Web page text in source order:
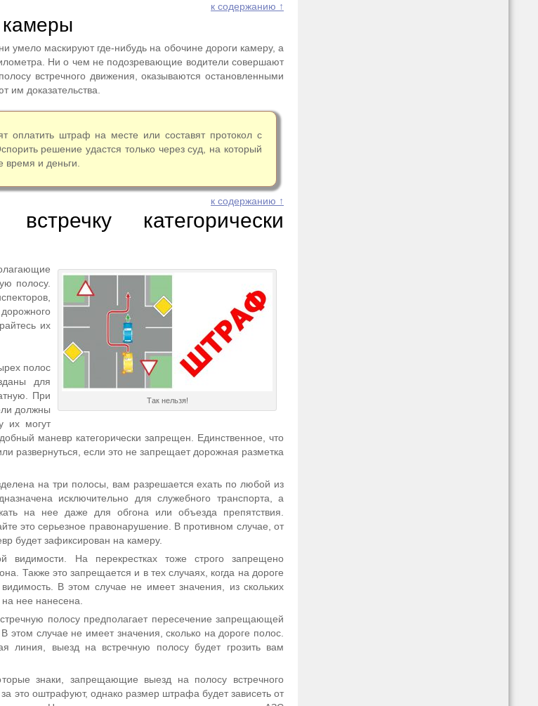
к содержанию ↑
умело маскируют где-нибудь на обочине дороги камеру, а
Ни о чем не подозревающие водители совершают
встречного движения, оказываются остановленными
им доказательства.
оплатить штраф на месте или составят протокол с
решение удастся только через суд, на который
время и деньги.
к содержанию ↑
категорически
Так нельзя!
полосу.
их
полос
для
При
должны
их могут
маневр категорически запрещен. Единственное, что
развернуться, если это не запрещает дорожная разметка
на три полосы, вам разрешается ехать по любой из
исключительно для служебного транспорта, а
на нее даже для обгона или объезда препятствия.
это серьезное правонарушение. В противном случае, от
будет зафиксирован на камеру.
видимости. На перекрестках тоже строго запрещено
Также это запрещается и в тех случаях, когда на дороге
В этом случае не имеет значения, из скольких
нее нанесена.
полосу предполагает пересечение запрещающей
этом случае не имеет значения, сколько на дороге полос.
линия, выезд на встречную полосу будет грозить вам
знаки, запрещающие выезд на полосу встречного
это оштрафуют, однако размер штрафа будет зависеть от